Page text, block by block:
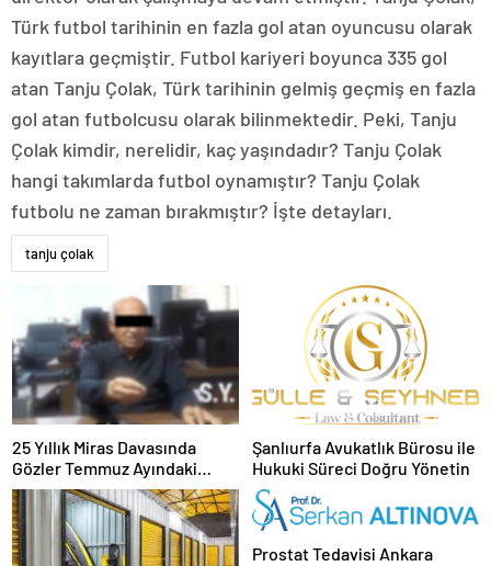
Türk futbol tarihinin en fazla gol atan oyuncusu olarak
kayıtlara geçmiştir. Futbol kariyeri boyunca 335 gol
atan Tanju Çolak, Türk tarihinin gelmiş geçmiş en fazla
gol atan futbolcusu olarak bilinmektedir. Peki, Tanju
Çolak kimdir, nerelidir, kaç yaşındadır? Tanju Çolak
hangi takımlarda futbol oynamıştır? Tanju Çolak
futbolu ne zaman bırakmıştır? İşte detayları.
tanju çolak
25 Yıllık Miras Davasında
Gözler Temmuz Ayındaki
Karar Duruşmasına Çevrildi
Şanlıurfa Avukatlık Bürosu ile
Hukuki Süreci Doğru Yönetin
Prostat Tedavisi Ankara